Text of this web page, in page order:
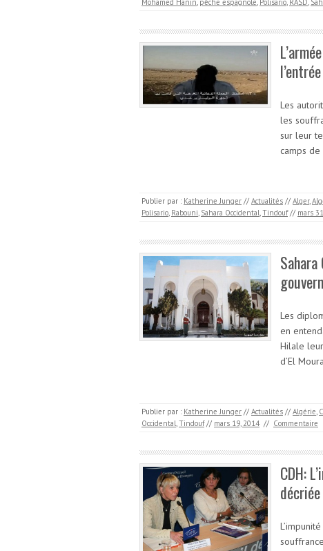
Mohamed Hanin, pêche espagnole, Polisario, RASD,
Les
les
sur leur
camps
Publier par : Katherine Junger // Actualités // Alger,
Polisario, Rabouni, Sahara Occidental,Tindouf // mars
Les
en
Hilale
d’El
Publier par : Katherine Junger // Actualités // Algérie,
Occidental,Tindouf // mars 19, 2014 // Commentaire
CDH: